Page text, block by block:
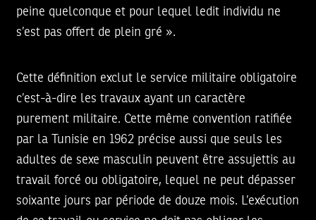
peine quelconque et pour lequel ledit individu ne
s’est pas offert de plein gré ».
Cette définition exclut le service militaire obligatoire
c’est-à-dire les travaux ayant un caractère
purement militaire. Cette même convention ratifiée
par la Tunisie en 1962 précise aussi que seuls les
adultes de sexe masculin peuvent être assujettis au
travail forcé ou obligatoire, lequel ne peut dépasser
soixante jours par période de douze mois. L’exécution